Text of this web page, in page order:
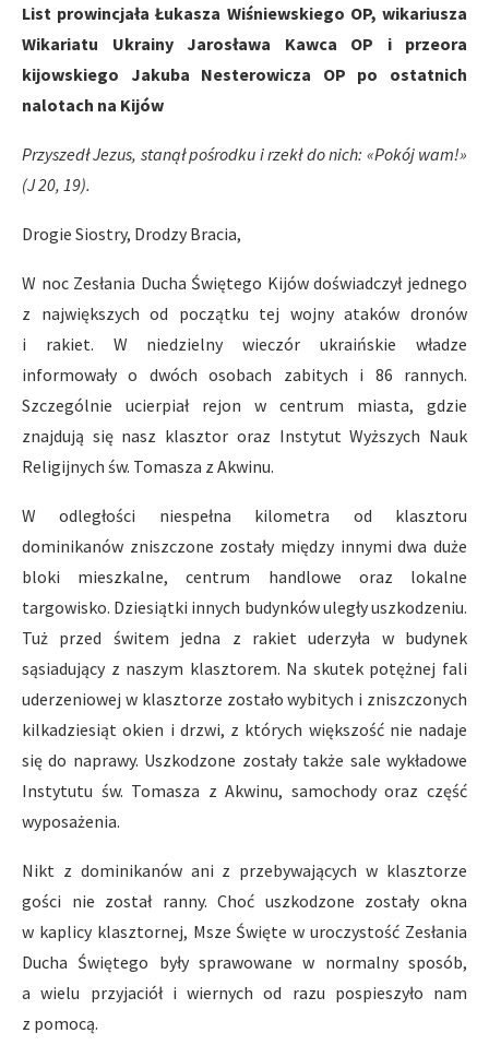
List prowincjała Łukasza Wiśniewskiego OP, wikariusza
Wikariatu Ukrainy Jarosława Kawca OP i przeora
kijowskiego Jakuba Nesterowicza OP po ostatnich
nalotach na Kijów
Przyszedł Jezus, stanął pośrodku i rzekł do nich: «Pokój wam!»
(J 20, 19).
Drogie Siostry, Drodzy Bracia,
W noc Zesłania Ducha Świętego Kijów doświadczył jednego
z największych od początku tej wojny ataków dronów
i rakiet. W niedzielny wieczór ukraińskie władze
informowały o dwóch osobach zabitych i 86 rannych.
Szczególnie ucierpiał rejon w centrum miasta, gdzie
znajdują się nasz klasztor oraz Instytut Wyższych Nauk
Religijnych św. Tomasza z Akwinu.
W odległości niespełna kilometra od klasztoru
dominikanów zniszczone zostały między innymi dwa duże
bloki mieszkalne, centrum handlowe oraz lokalne
targowisko. Dziesiątki innych budynków uległy uszkodzeniu.
Tuż przed świtem jedna z rakiet uderzyła w budynek
sąsiadujący z naszym klasztorem. Na skutek potężnej fali
uderzeniowej w klasztorze zostało wybitych i zniszczonych
kilkadziesiąt okien i drzwi, z których większość nie nadaje
się do naprawy. Uszkodzone zostały także sale wykładowe
Instytutu św. Tomasza z Akwinu, samochody oraz część
wyposażenia.
Nikt z dominikanów ani z przebywających w klasztorze
gości nie został ranny. Choć uszkodzone zostały okna
w kaplicy klasztornej, Msze Święte w uroczystość Zesłania
Ducha Świętego były sprawowane w normalny sposób,
a wielu przyjaciół i wiernych od razu pospieszyło nam
z pomocą.